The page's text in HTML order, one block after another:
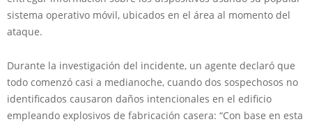
sistema operativo móvil, ubicados en el área al momento del
ataque.
Durante la investigación del incidente, un agente declaró que
todo comenzó casi a medianoche, cuando dos sospechosos no
identificados causaron daños intencionales en el edificio
empleando explosivos de fabricación casera: “Con base en esta